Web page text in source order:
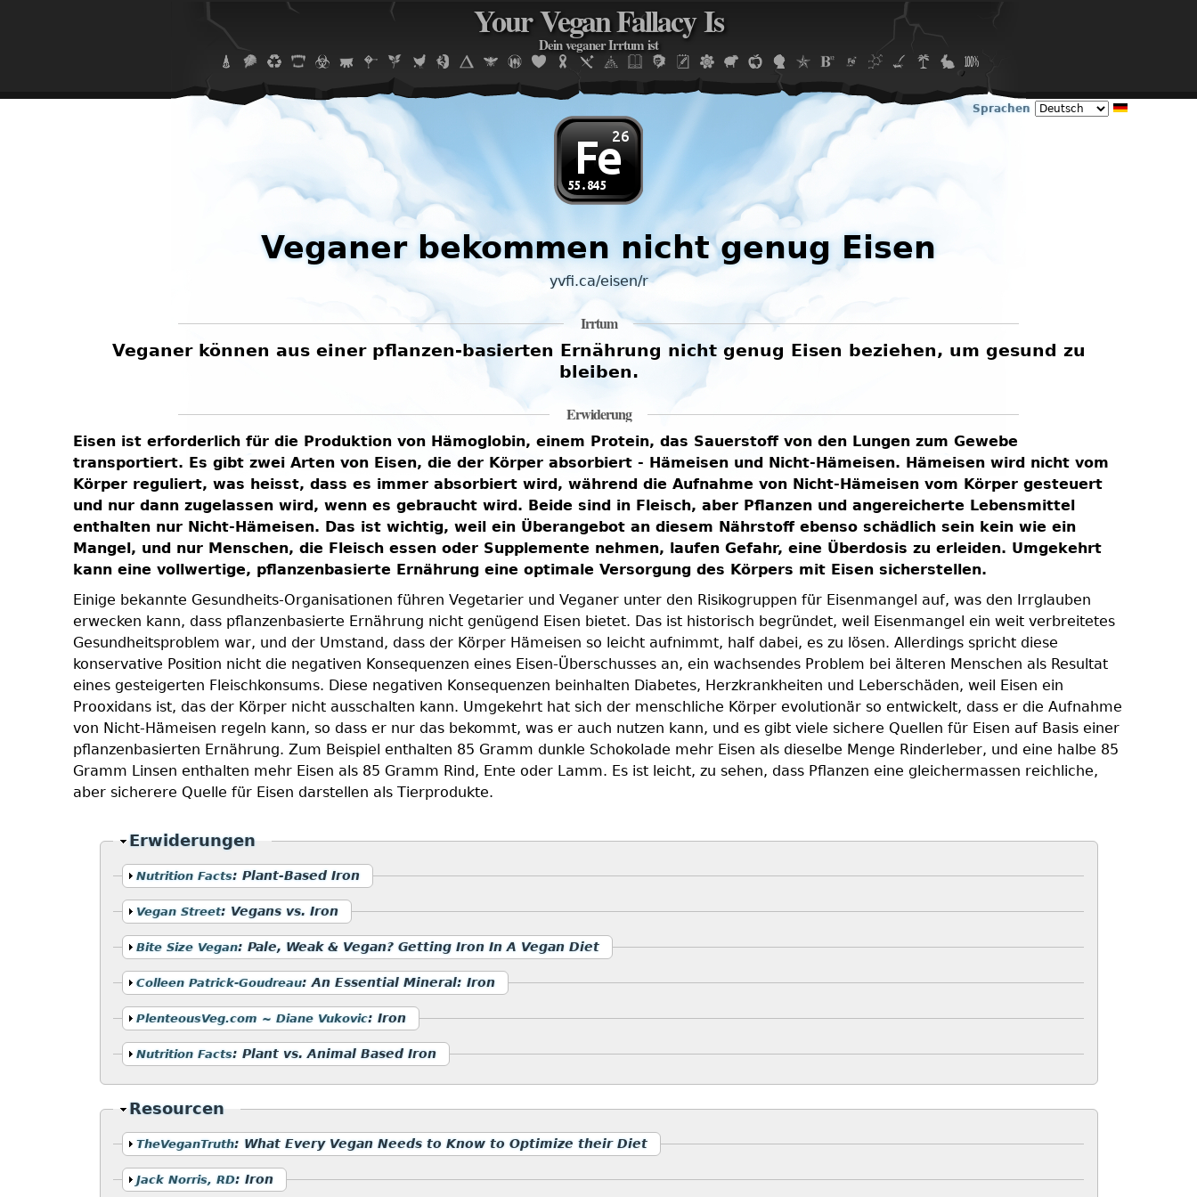
Jump to navigation
Sprachen
Your Vegan Fallacy Is
Dein veganer Irrtum ist
Veganer bekommen nicht genug Eisen
yvfi.ca/eisen/r
Irrtum
Veganer können aus einer pflanzen-basierten Ernährung nicht genug Eisen beziehen, um gesund zu
bleiben.
Erwiderung
Eisen ist erforderlich für die Produktion von Hämoglobin, einem Protein, das Sauerstoff von den Lungen zum Gewebe
transportiert. Es gibt zwei Arten von Eisen, die der Körper absorbiert - Hämeisen und Nicht-Hämeisen. Hämeisen wird nicht vom
Körper reguliert, was heisst, dass es immer absorbiert wird, während die Aufnahme von Nicht-Hämeisen vom Körper gesteuert
und nur dann zugelassen wird, wenn es gebraucht wird. Beide sind in Fleisch, aber Pflanzen und angereicherte Lebensmittel
enthalten nur Nicht-Hämeisen. Das ist wichtig, weil ein Überangebot an diesem Nährstoff ebenso schädlich sein kein wie ein
Mangel, und nur Menschen, die Fleisch essen oder Supplemente nehmen, laufen Gefahr, eine Überdosis zu erleiden. Umgekehrt
kann eine vollwertige, pflanzenbasierte Ernährung eine optimale Versorgung des Körpers mit Eisen sicherstellen.
Einige bekannte Gesundheits-Organisationen führen Vegetarier und Veganer unter den Risikogruppen für Eisenmangel auf, was den Irrglauben
erwecken kann, dass pflanzenbasierte Ernährung nicht genügend Eisen bietet. Das ist historisch begründet, weil Eisenmangel ein weit verbreitetes
Gesundheitsproblem war, und der Umstand, dass der Körper Hämeisen so leicht aufnimmt, half dabei, es zu lösen. Allerdings spricht diese
konservative Position nicht die negativen Konsequenzen eines Eisen-Überschusses an, ein wachsendes Problem bei älteren Menschen als Resultat
eines gesteigerten Fleischkonsums. Diese negativen Konsequenzen beinhalten Diabetes, Herzkrankheiten und Leberschäden, weil Eisen ein
Prooxidans ist, das der Körper nicht ausschalten kann. Umgekehrt hat sich der menschliche Körper evolutionär so entwickelt, dass er die Aufnahme
von Nicht-Hämeisen regeln kann, so dass er nur das bekommt, was er auch nutzen kann, und es gibt viele sichere Quellen für Eisen auf Basis einer
pflanzenbasierten Ernährung. Zum Beispiel enthalten 85 Gramm dunkle Schokolade mehr Eisen als dieselbe Menge Rinderleber, und eine halbe 85
Gramm Linsen enthalten mehr Eisen als 85 Gramm Rind, Ente oder Lamm. Es ist leicht, zu sehen, dass Pflanzen eine gleichermassen reichliche,
aber sicherere Quelle für Eisen darstellen als Tierprodukte.
Ausblenden
Erwiderungen
Anzeigen
Nutrition Facts: Plant-Based Iron
Anzeigen
Vegan Street: Vegans vs. Iron
Anzeigen
Bite Size Vegan: Pale, Weak & Vegan? Getting Iron In A Vegan Diet
Anzeigen
Colleen Patrick-Goudreau:An Essential Mineral: Iron
Anzeigen
PlenteousVeg.com ~ Diane Vukovic: Iron
Anzeigen
Nutrition Facts: Plant vs. Animal Based Iron
Ausblenden
Resourcen
Anzeigen
TheVeganTruth: What Every Vegan Needs to Know to Optimize their Diet
Anzeigen
Jack Norris, RD: Iron